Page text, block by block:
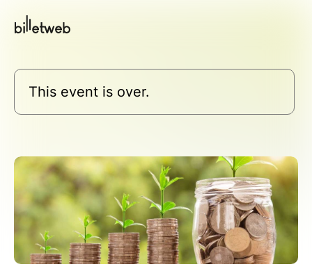
This event is over.